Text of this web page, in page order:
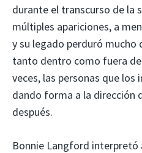
durante el transcurso de la
múltiples apariciones, a
y su legado perduró mucho
tanto dentro como fuera
veces, las personas que
dando forma a la dirección
después.
Bonnie Langford interpretó